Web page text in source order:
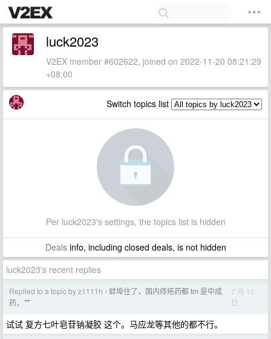
luck2023
V2EX member #602622, joined on 2022-11-20 08:21:29
+08:00
Switch topics list
Per luck2023's settings, the topics list is hidden
Dealsinfo, including closed deals, is not hidden
luck2023's recent replies
Replied to a topic by z1111h › 蚌埠住了，国内痔疮药都 tm 是中成
药，艹
7 月 15
日
试试 复方七叶皂苷钠凝胶 这个。马应龙等其他的都不行。